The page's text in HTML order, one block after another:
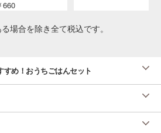
Ｘチキンもも正肉のアクアパッツァ風
２５年１２月）
アリブのブルーベリーソース～南瓜のマ
ュ添え～
ピ辞典（本社 調理企画室）
660
場合を除き全て税込です。
すめ！おうちごはんセット